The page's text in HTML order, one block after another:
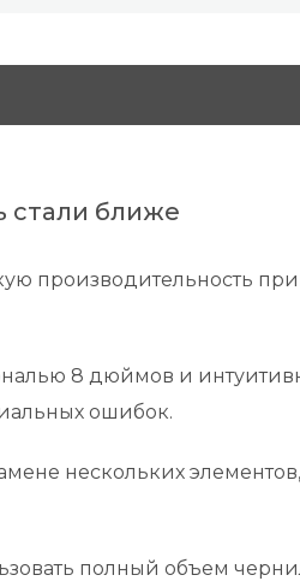
стали ближе
производительность
8 дюймов и
ошибок.
нескольких
полный объем